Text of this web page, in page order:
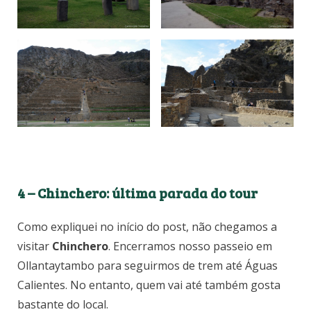
4 – Chinchero: última parada do tour
Como expliquei no início do post, não chegamos a
visitar Chinchero. Encerramos nosso passeio em
Ollantaytambo para seguirmos de trem até Águas
Calientes. No entanto, quem vai até também gosta
bastante do local.